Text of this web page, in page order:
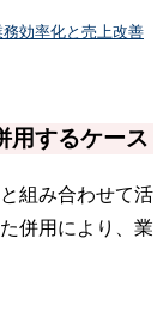
効率化と売上改善
用するケース
組み合わせて活
併用により、業